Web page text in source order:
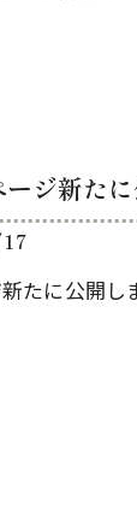
ジ新たに
たに公開